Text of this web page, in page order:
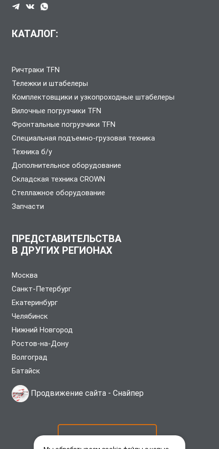
КАТАЛОГ:
Ричтраки TFN
Тележки и штабелеры
Комплектовщики и узкопроходные штабелеры
Вилочные погрузчики TFN
Фронтальные погрузчики TFN
Специальная подъемно-грузовая техника
Техника б/у
Дополнительное оборудование
Складская техника CROWN
Стеллажное оборудование
Запчасти
ПРЕДСТАВИТЕЛЬСТВА
В ДРУГИХ РЕГИОНАХ
Москва
Санкт-Петербург
Екатеринбург
Челябинск
Нижний Новгород
Ростов-на-Дону
Волгоград
Батайск
Продвижение сайта - Снайпер